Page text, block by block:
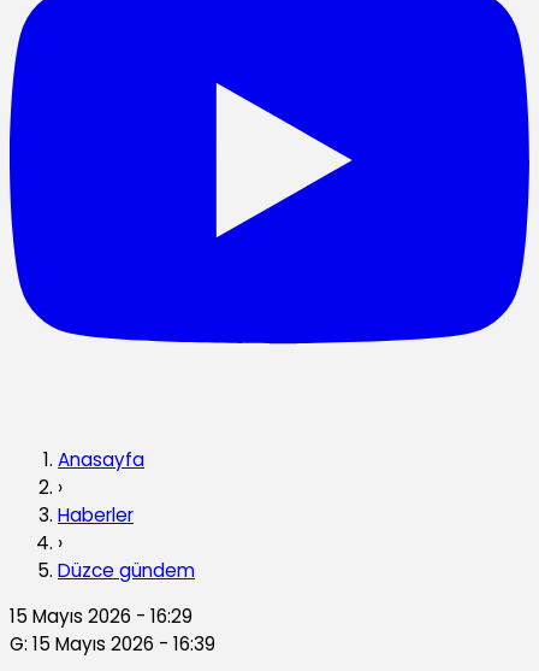
Anasayfa
›
Haberler
›
Düzce gündem
15 Mayıs 2026 - 16:29
G: 15 Mayıs 2026 - 16:39